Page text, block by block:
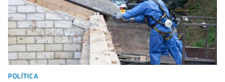
POLÍTICA